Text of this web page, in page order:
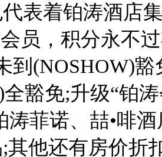
表着铂涛酒店
员，积分永不
到(NOSHOW)
全豁免;升级“铂
涛菲诺、喆•啡
其他还有房价折